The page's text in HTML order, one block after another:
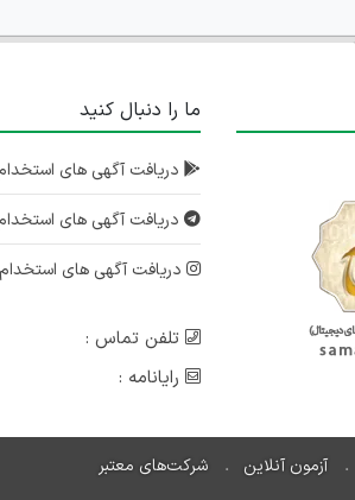
ما را دنبال کنید
دریافت آگهی های
دریافت آگهی های استخدام
دریافت آگهی های استخدام
تلفن تماس :
رایانامه :
آزمون آنلاین شرکت‌های معتبر